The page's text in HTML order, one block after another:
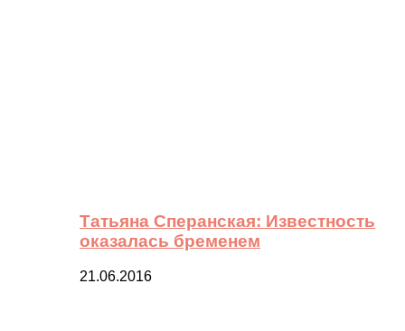
Татьяна Сперанская: Известность
оказалась бременем
21.06.2016